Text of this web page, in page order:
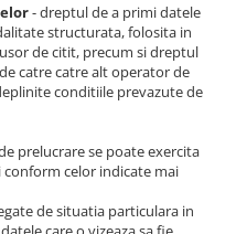
- dreptul de a primi datele
structurata, folosita in
de citit, precum si dreptul
catre catre alt operator de
conditiile prevazute de
prelucrare se poate exercita
celor indicate mai
de situatia particulara in